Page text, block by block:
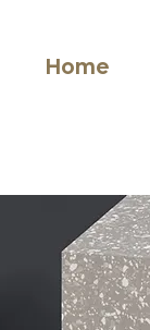
Home